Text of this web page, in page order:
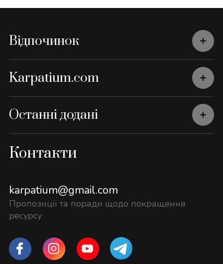
Відпочинок
Karpatium.com
Останні додані
Контакти
karpatium@gmail.com
Пропозиції та поради щодо покращення
ресурсу